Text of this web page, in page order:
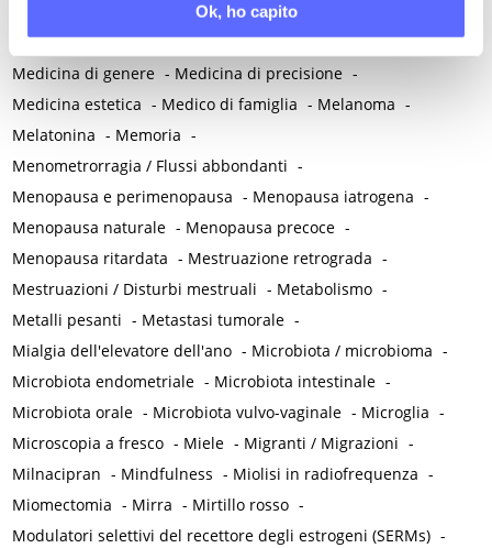
Ok, ho capito
Manovra di Kristeller -
Mastalgia ciclica -Mastectomia -Mastociti -
Medicina di genere - Medicina di precisione -
Medicina estetica - Medico di famiglia - Melanoma -
Melatonina - Memoria -
Menometrorragia / Flussi abbondanti -
Menopausa e perimenopausa - Menopausa iatrogena -
Menopausa naturale - Menopausa precoce -
Menopausa ritardata - Mestruazione retrograda -
Mestruazioni / Disturbi mestruali - Metabolismo -
Metalli pesanti - Metastasi tumorale -
Mialgia dell'elevatore dell'ano - Microbiota / microbioma -
Microbiota endometriale - Microbiota intestinale -
Microbiota orale - Microbiota vulvo-vaginale - Microglia -
Microscopia a fresco - Miele - Migranti / Migrazioni -
Milnacipran - Mindfulness - Miolisi in radiofrequenza -
Miomectomia - Mirra - Mirtillo rosso -
Modulatori selettivi del recettore degli estrogeni (SERMs) -